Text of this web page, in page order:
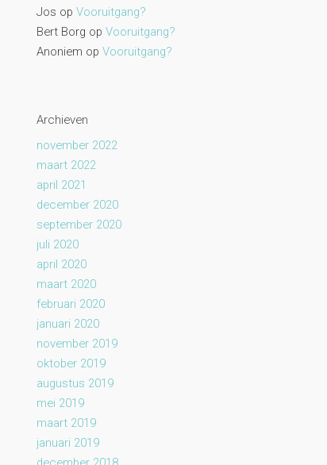
Jos opVooruitgang?
Bert Borg opVooruitgang?
Anoniem opVooruitgang?
Archieven
november 2022
maart 2022
april 2021
december 2020
september 2020
juli 2020
april 2020
maart 2020
februari 2020
januari 2020
november 2019
oktober 2019
augustus 2019
mei 2019
maart 2019
januari 2019